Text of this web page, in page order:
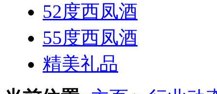
52度西凤酒
55度西凤酒
精美礼品